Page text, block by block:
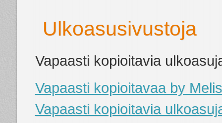
Ulkoasusivustoja
Vapaasti kopioitavia
Vapaasti kopioitavaa by
Vapaasti kopioitavia